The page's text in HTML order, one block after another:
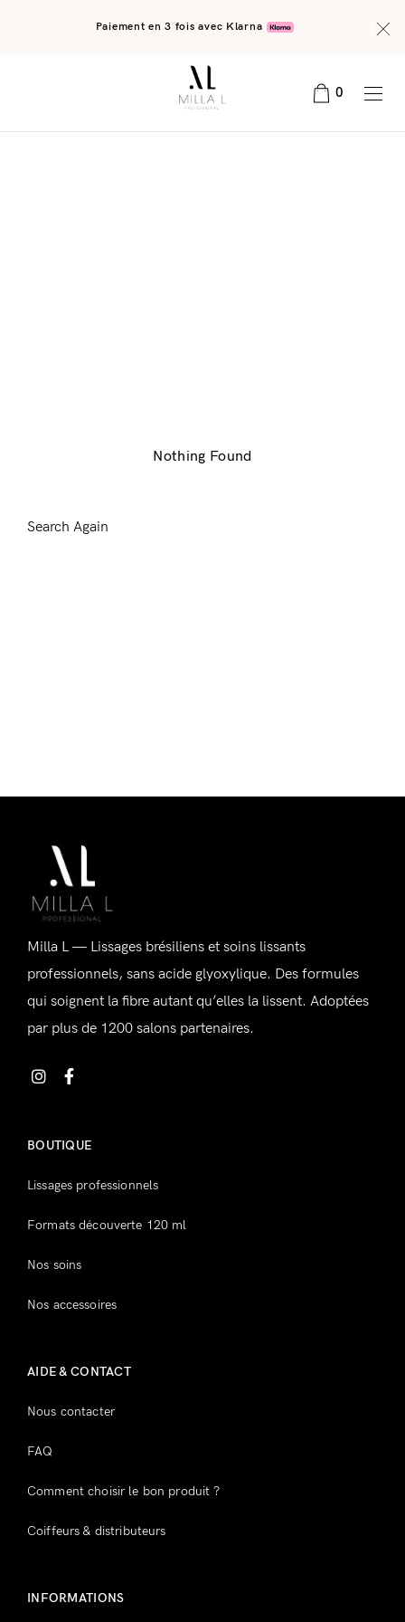
Paiement en 3 fois avec Klarna
0
Mot de passe perdu ?
Souvenez-vous de moi
Alternative:
Nothing Found
Search Again
Milla L — Lissages brésiliens et soins lissants
professionnels, sans acide glyoxylique. Des formules
qui soignent la fibre autant qu’elles la lissent. Adoptées
par plus de 1200 salons partenaires.
BOUTIQUE
Lissages professionnels
Formats découverte 120 ml
Nos soins
Nos accessoires
AIDE & CONTACT
Nous contacter
FAQ
Comment choisir le bon produit ?
Coiffeurs & distributeurs
INFORMATIONS